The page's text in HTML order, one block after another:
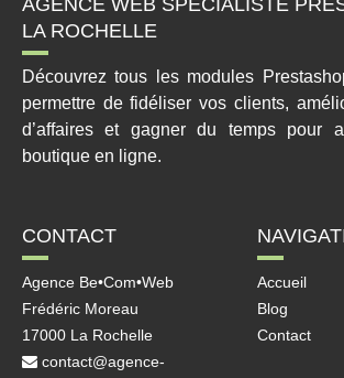
AGENCE WEB SPÉCIALISTE
LA ROCHELLE
Découvrez tous les modules
permettre de fidéliser vos clients,
d’affaires et gagner du temps pour
boutique en ligne.
CONTACT
Agence Be•Com•Web
Frédéric Moreau
17000 La Rochelle
contact@agence-
Accueil
Blog
Contact